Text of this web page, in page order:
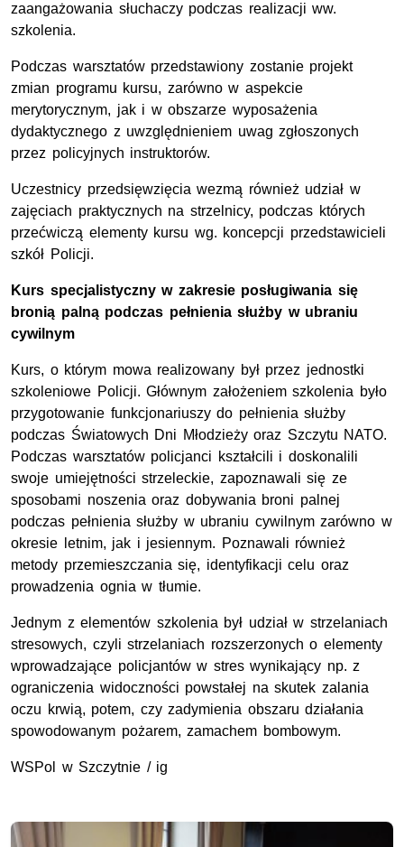
zaangażowania słuchaczy podczas realizacji ww.
szkolenia.
Podczas warsztatów przedstawiony zostanie projekt
zmian programu kursu, zarówno w aspekcie
merytorycznym, jak i w obszarze wyposażenia
dydaktycznego z uwzględnieniem uwag zgłoszonych
przez policyjnych instruktorów.
Uczestnicy przedsięwzięcia wezmą również udział w
zajęciach praktycznych na strzelnicy, podczas których
przećwiczą elementy kursu wg. koncepcji przedstawicieli
szkół Policji.
Kurs specjalistyczny w zakresie posługiwania się
bronią palną podczas pełnienia służby w ubraniu
cywilnym
Kurs, o którym mowa realizowany był przez jednostki
szkoleniowe Policji. Głównym założeniem szkolenia było
przygotowanie funkcjonariuszy do pełnienia służby
podczas Światowych Dni Młodzieży oraz Szczytu NATO.
Podczas warsztatów policjanci kształcili i doskonalili
swoje umiejętności strzeleckie, zapoznawali się ze
sposobami noszenia oraz dobywania broni palnej
podczas pełnienia służby w ubraniu cywilnym zarówno w
okresie letnim, jak i jesiennym. Poznawali również
metody przemieszczania się, identyfikacji celu oraz
prowadzenia ognia w tłumie.
Jednym z elementów szkolenia był udział w strzelaniach
stresowych, czyli strzelaniach rozszerzonych o elementy
wprowadzające policjantów w stres wynikający np. z
ograniczenia widoczności powstałej na skutek zalania
oczu krwią, potem, czy zadymienia obszaru działania
spowodowanym pożarem, zamachem bombowym.
WSPol w Szczytnie / ig